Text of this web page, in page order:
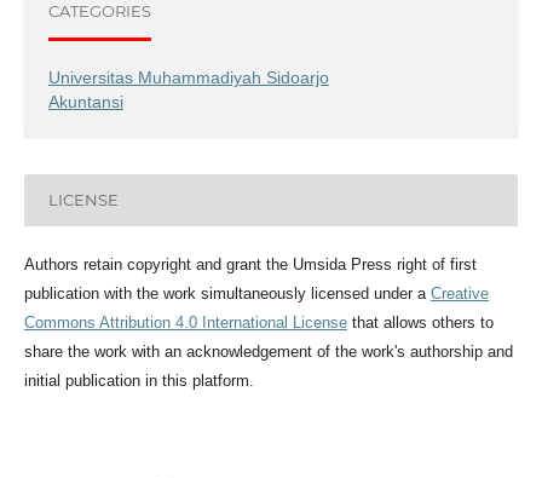
CATEGORIES
Universitas Muhammadiyah Sidoarjo
Akuntansi
LICENSE
Authors retain copyright and grant the Umsida Press right of first
publication with the work simultaneously licensed under a Creative
Commons Attribution 4.0 International Licensethat allows others to
share the work with an acknowledgement of the work's authorship and
initial publication in this platform.